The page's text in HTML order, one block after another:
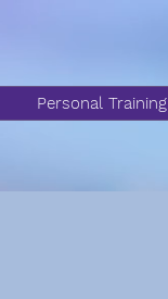
Personal Training